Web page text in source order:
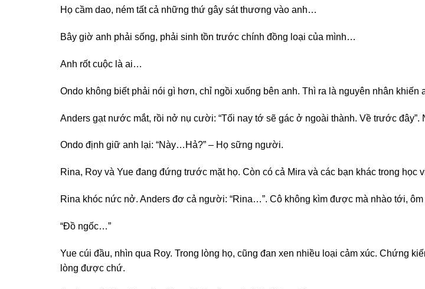
Họ cầm dao, ném tất cả những thứ gây sát thương vào anh…
Bây giờ anh phải sống, phải sinh tồn trước chính đồng loại của mình…
Anh rốt cuộc là ai…
Ondo không biết phải nói gì hơn, chỉ ngồi xuống bên anh. Thì ra là nguyên nhân
Anders gạt nước mắt, rồi nở nụ cười: “Tối nay tớ sẽ gác ở ngoài thành. Về trước
Ondo định giữ anh lại: “Này…Hả?” – Họ sững người.
Rina, Roy và Yue đang đứng trước mặt họ. Còn có cả Mira và các bạn khác trong học
Rina khóc nức nở. Anders đơ cả người: “Rina…”. Cô không kìm được mà nhào tới, ôm
“Đồ ngốc…”
Yue cúi đầu, nhìn qua Roy. Trong lòng họ, cũng đan xen nhiều loại cảm xúc. Chứng
lòng được chứ.